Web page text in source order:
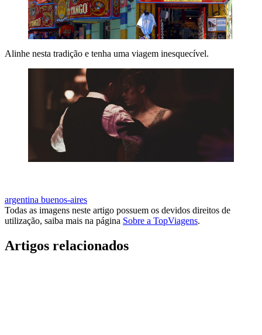
Alinhe nesta tradição e tenha uma viagem inesquecível.
argentina buenos-aires
Todas as imagens neste artigo possuem os devidos direitos de
utilização, saiba mais na página Sobre a TopViagens.
Artigos relacionados